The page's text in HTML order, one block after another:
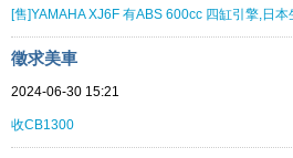
徵求美車
2024-06-30 15:21
收CB1300